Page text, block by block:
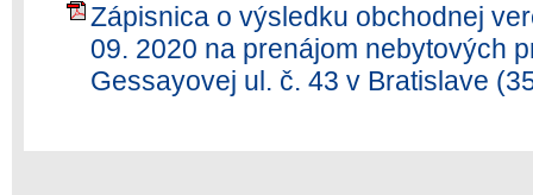
Zápisnica o výsledku obchodnej
09. 2020 na prenájom nebytových
Gessayovej ul. č. 43 v Bratislave